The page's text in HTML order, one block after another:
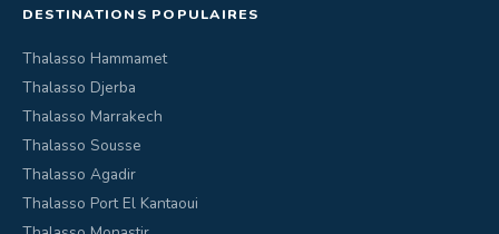
DESTINATIONS POPULAIRES
Thalasso Hammamet
Thalasso Djerba
Thalasso Marrakech
Thalasso Sousse
Thalasso Agadir
Thalasso Port El Kantaoui